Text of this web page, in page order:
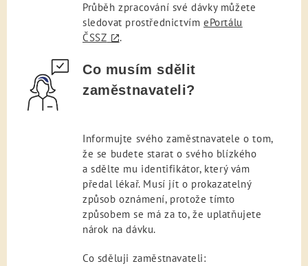
Průběh zpracování své dávky můžete
sledovat prostřednictvímePortálu
ČSSZ
.
Co musím sdělit
zaměstnavateli?
Informujte svého zaměstnavatele o tom,
že se budete starat o svého blízkého
a sdělte mu identifikátor, který vám
předal lékař. Musí jít o prokazatelný
způsob oznámení, protože tímto
způsobem se má za to, že uplatňujete
nárok na dávku.
Co sděluji zaměstnavateli: